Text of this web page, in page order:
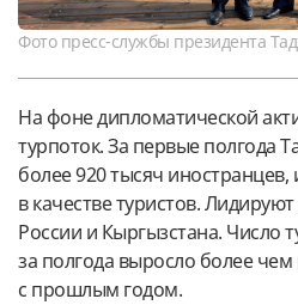
Фото пресс-службы президента
На фоне дипломатической
турпоток. За первые полгода
более 920 тысяч
в качестве туристов.
России и Кыргызстана. Число
за полгода выросло более
с прошлым годом.